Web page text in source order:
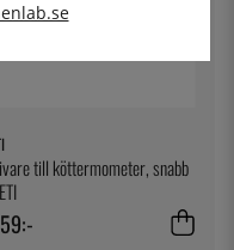
till köttermometer, snabb